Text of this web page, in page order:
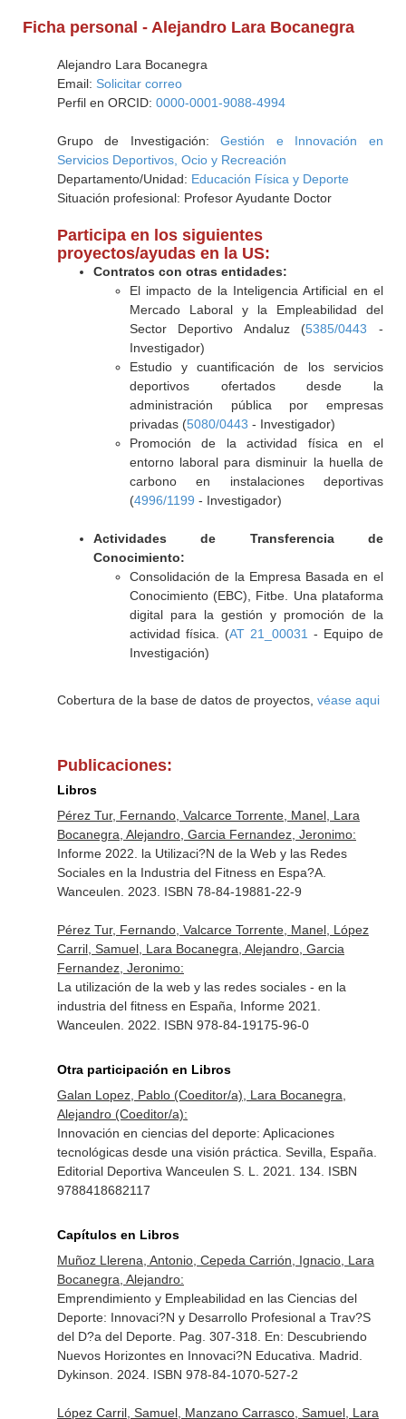
Ficha personal - Alejandro Lara Bocanegra
Alejandro Lara Bocanegra
Email: Solicitar correo
Perfil en ORCID: 0000-0001-9088-4994
Grupo de Investigación:Gestión e Innovación en
Servicios Deportivos, Ocio y Recreación
Departamento/Unidad: Educación Física y Deporte
Situación profesional: Profesor Ayudante Doctor
Participa en los siguientes
proyectos/ayudas en la US:
Contratos con otras entidades:
El impacto de la Inteligencia Artificial en el
Mercado Laboral y la Empleabilidad del
Sector Deportivo Andaluz (5385/0443 -
Investigador)
Estudio y cuantificación de los servicios
deportivos ofertados desde la
administración pública por empresas
privadas (5080/0443 - Investigador)
Promoción de la actividad física en el
entorno laboral para disminuir la huella de
carbono en instalaciones deportivas
(4996/1199 - Investigador)
Actividades de Transferencia de
Conocimiento:
Consolidación de la Empresa Basada en el
Conocimiento (EBC), Fitbe. Una plataforma
digital para la gestión y promoción de la
actividad física. (AT 21_00031 - Equipo de
Investigación)
Cobertura de la base de datos de proyectos, véase aqui
Publicaciones:
Libros
Pérez Tur, Fernando, Valcarce Torrente, Manel, Lara
Bocanegra, Alejandro, Garcia Fernandez, Jeronimo:
Informe 2022. la Utilizaci?N de la Web y las Redes
Sociales en la Industria del Fitness en Espa?A.
Wanceulen. 2023. ISBN 78-84-19881-22-9
Pérez Tur, Fernando, Valcarce Torrente, Manel, López
Carril, Samuel, Lara Bocanegra, Alejandro, Garcia
Fernandez, Jeronimo:
La utilización de la web y las redes sociales - en la
industria del fitness en España, Informe 2021.
Wanceulen. 2022. ISBN 978-84-19175-96-0
Otra participación en Libros
Galan Lopez, Pablo (Coeditor/a), Lara Bocanegra,
Alejandro (Coeditor/a):
Innovación en ciencias del deporte: Aplicaciones
tecnológicas desde una visión práctica. Sevilla, España.
Editorial Deportiva Wanceulen S. L. 2021. 134. ISBN
9788418682117
Capítulos en Libros
Muñoz Llerena, Antonio, Cepeda Carrión, Ignacio, Lara
Bocanegra, Alejandro:
Emprendimiento y Empleabilidad en las Ciencias del
Deporte: Innovaci?N y Desarrollo Profesional a Trav?S
del D?a del Deporte. Pag. 307-318. En: Descubriendo
Nuevos Horizontes en Innovaci?N Educativa . Madrid.
Dykinson. 2024. ISBN 978-84-1070-527-2
López Carril, Samuel, Manzano Carrasco, Samuel, Lara